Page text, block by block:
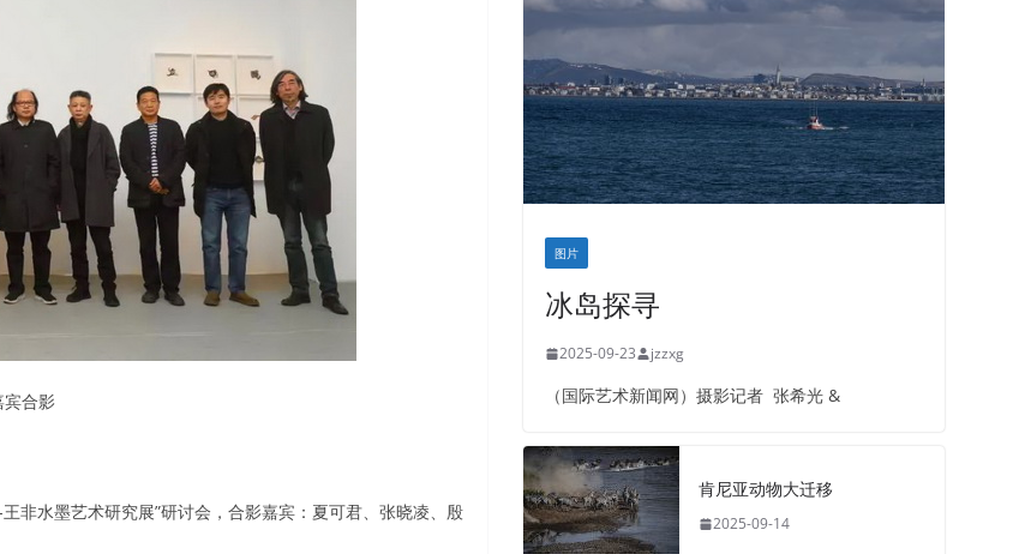
合影
非水墨艺术研究展”研讨会，合影嘉宾：夏可君、张晓凌、殷
图片
冰岛探寻
2025-09-23 jzzxg
（国际艺术新闻网）摄影记者 张希光 &
肯尼亚动物大迁移
2025-09-14